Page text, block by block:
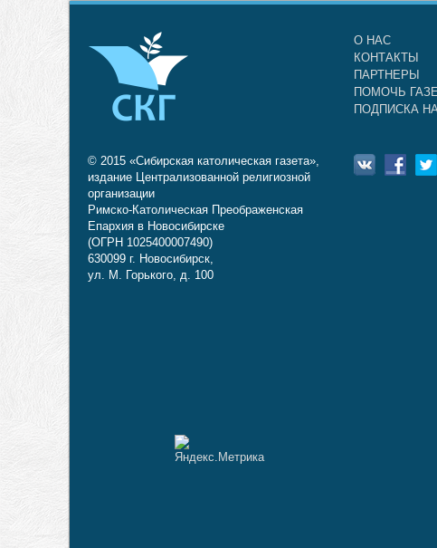
© 2015 «Сибирская католическая газета»,
издание Централизованной религиозной
организации
Римско-Католическая Преображенская
Епархия в Новосибирске
(ОГРН 1025400007490)
630099 г. Новосибирск,
ул. М. Горького, д. 100
О НАС
КОНТАКТЫ
ПАРТНЕРЫ
ПОМОЧЬ
ПОДПИСКА